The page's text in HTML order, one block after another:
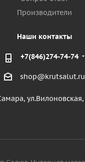
Производители
Наши контакты
+7(846)274-74-74
shop@krutsalut.ru